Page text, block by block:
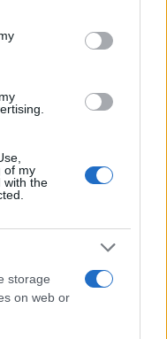
in below Google
of my
with the
storage
on web or
torinese dal look
social. Ricorda
al box stampa dello
linea editoriale,
visive per il tifoso
stagione
e ciclista urbano.